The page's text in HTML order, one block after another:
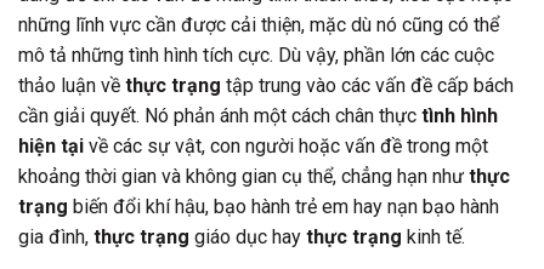
những lĩnh vực cần được cải thiện, mặc dù nó cũng có thể
mô tả những tình hình tích cực. Dù vậy, phần lớn các cuộc
thảo luận về thực trạng tập trung vào các vấn đề cấp bách
cần giải quyết. Nó phản ánh một cách chân thực tình hình
hiện tại về các sự vật, con người hoặc vấn đề trong một
khoảng thời gian và không gian cụ thể, chẳng hạn như thực
trạng biến đổi khí hậu, bạo hành trẻ em hay nạn bạo hành
gia đình, thực trạng giáo dục hay thực trạng kinh tế.